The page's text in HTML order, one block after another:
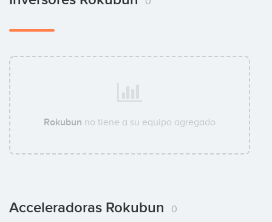
Rokubun no tiene a su equipo agregado
Acceleradoras Rokubun 0